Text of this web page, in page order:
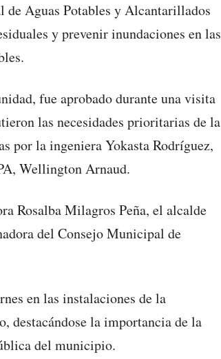
Aguas Potables y Alcantarillados
y prevenir inundaciones en las
fue aprobado durante una visita
las necesidades prioritarias de la
por la ingeniera Yokasta Rodríguez,
Wellington Arnaud.
Rosalba Milagros Peña, el alcalde
del Consejo Municipal de
en las instalaciones de la
destacándose la importancia de la
del municipio.